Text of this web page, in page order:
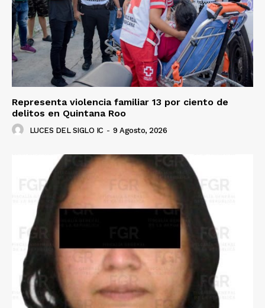
Representa violencia familiar 13 por ciento de
delitos en Quintana Roo
LUCES DEL SIGLO IC - 9 Agosto, 2026